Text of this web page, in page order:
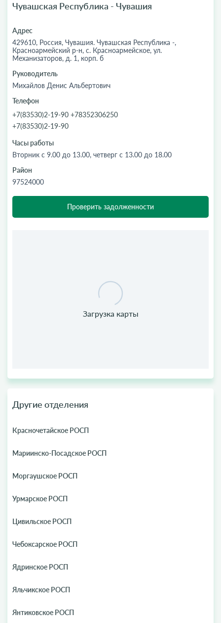
Чувашская Республика - Чувашия
Адрес
429610, Россия, Чувашия. Чувашская Республика -,
Красноармейский р-н, с. Красноармейское, ул.
Механизаторов, д. 1, корп. б
Руководитель
Михайлов Денис Альбертович
Телефон
+7(83530)2-19-90 +78352306250
+7(83530)2-19-90
Часы работы
Вторник с 9.00 до 13.00, четверг с 13.00 до 18.00
Район
97524000
Проверить задолженности
Другие отделения
Красночетайское РОСП
Мариинско-Посадское РОСП
Моргаушское РОСП
Урмарское РОСП
Цивильское РОСП
Чебоксарское РОСП
Ядринское РОСП
Яльчикское РОСП
Янтиковское РОСП